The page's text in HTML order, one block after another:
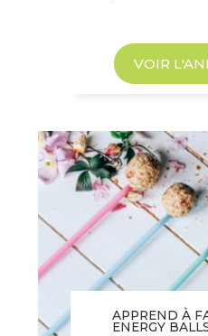
VOIR
APPREND À
ENERGY